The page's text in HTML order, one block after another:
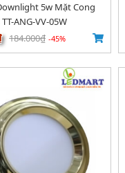
5w Mặt Cong
ANG-VV-05W
184.000₫ -45%